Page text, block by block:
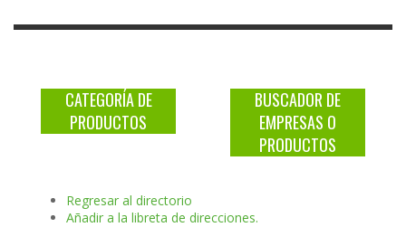
CATEGORÍA DE
PRODUCTOS
BUSCADOR DE
EMPRESAS O
PRODUCTOS
Regresar al directorio
Añadir a la libreta de direcciones.